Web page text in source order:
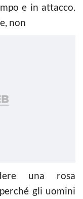
e in attacco.
non
una rosa
gli uomini